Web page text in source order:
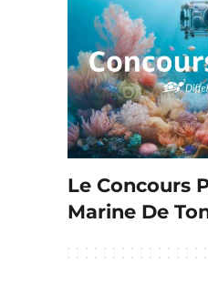
Le Concours
Marine De